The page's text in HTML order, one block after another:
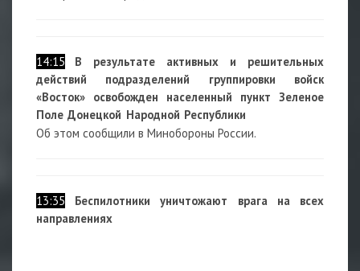
14:15
В результате активных и решительных
действий подразделений группировки войск
«Восток» освобожден населенный пункт Зеленое
Поле Донецкой Народной Республики
Об этом сообщили в Минобороны России.
13:35
Беспилотники уничтожают врага на всех
направлениях